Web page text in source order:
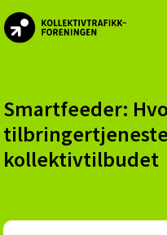
Skip
to
Skip
to
Skip
to
offentlige
aktører
som
og
Smartfeeder:
kollektivtilbudet